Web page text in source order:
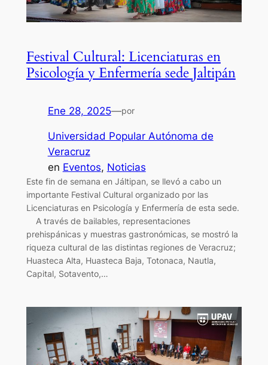
Festival Cultural: Licenciaturas en
Psicología y Enfermería sede Jaltipán
Ene 28, 2025—por
Universidad Popular Autónoma de
Veracruz
en Eventos, Noticias
Este fin de semana en Jáltipan, se llevó a cabo un
importante Festival Cultural organizado por las
Licenciaturas en Psicología y Enfermería de esta sede.
A través de bailables, representaciones
prehispánicas y muestras gastronómicas, se mostró la
riqueza cultural de las distintas regiones de Veracruz;
Huasteca Alta, Huasteca Baja, Totonaca, Nautla,
Capital, Sotavento,…